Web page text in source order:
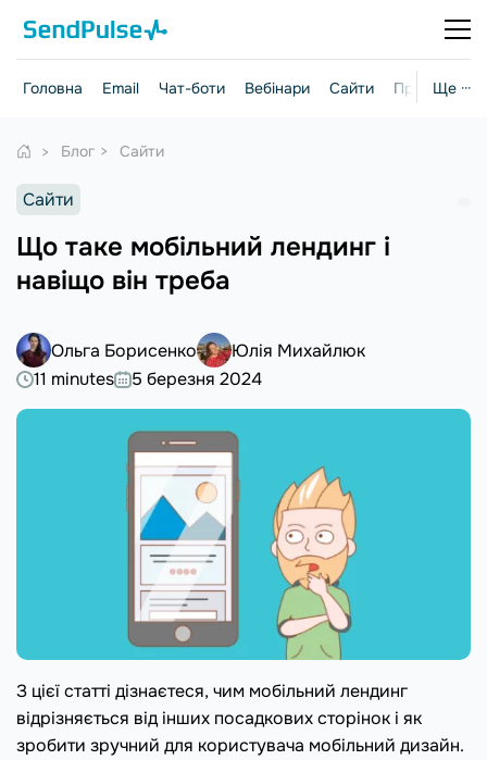
Ще ···
Головна Email Чат-боти Вебінари Сайти Практичні
Блог Сайти
Сайти
Що таке мобільний лендинг і
навіщо він треба
Ольга Борисенко
Юлія Михайлюк
11 minutes
5 березня 2024
З цієї статті дізнаєтеся, чим мобільний лендинг
відрізняється від інших посадкових сторінок і як
зробити зручний для користувача мобільний дизайн.